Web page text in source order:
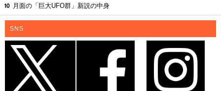
月面の「巨大UFO群」新説の中身
SNS